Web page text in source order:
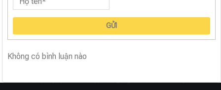
GỬI
Không có bình luận nào